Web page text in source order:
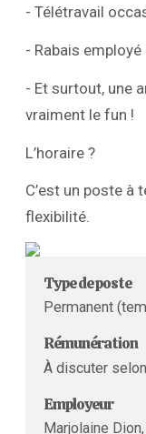
- Télétravail
- Rabais
- Et surtout, une
vraiment le fun !
L’horaire ?
C’est un poste à
flexibilité.
Type de poste
Permanent
Rémunération
À discuter
Employeur
Marjolaine